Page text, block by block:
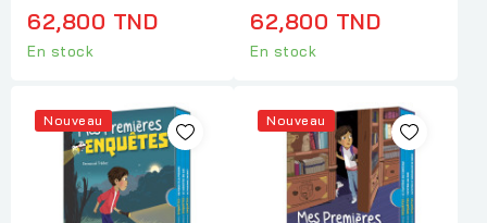
62,800 TND
En stock
62,800 TND
En stock
Nouveau Nouveau